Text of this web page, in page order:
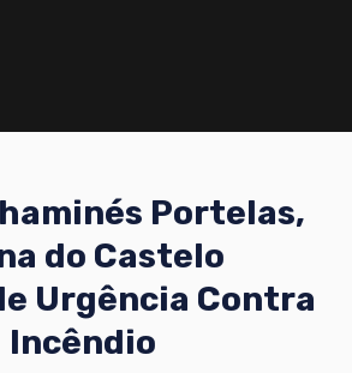
Portelas,
do Castelo
Urgência Contra
Incêndio